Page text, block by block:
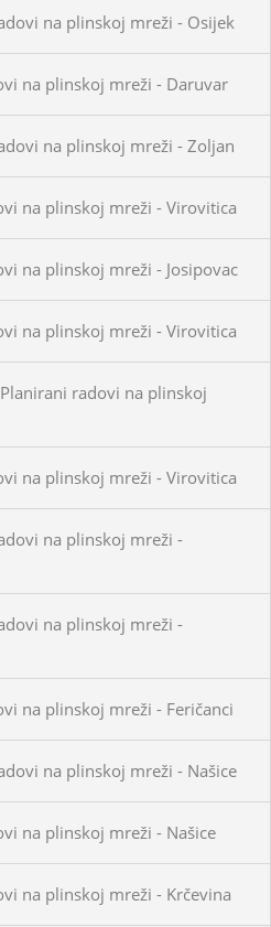
na plinskoj mreži - Osijek
na plinskoj mreži - Daruvar
na plinskoj mreži - Zoljan
na plinskoj mreži - Virovitica
na plinskoj mreži - Josipovac
na plinskoj mreži - Virovitica
radovi na plinskoj
na plinskoj mreži - Virovitica
na plinskoj mreži -
na plinskoj mreži -
na plinskoj mreži - Feričanci
na plinskoj mreži - Našice
na plinskoj mreži - Našice
na plinskoj mreži - Krčevina